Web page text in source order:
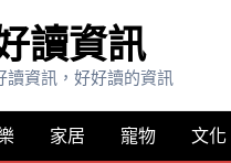
讀資訊
讀資訊，好好讀的資訊
家居 寵物 文化